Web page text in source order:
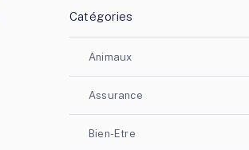
Catégories
Animaux
Assurance
Bien-Etre